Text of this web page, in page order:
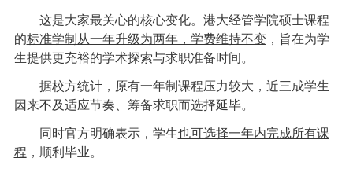
这是大家最关心的核心变化。港大经管学院硕士课程
的标准学制从一年升级为两年，学费维持不变，旨在为学
生提供更充裕的学术探索与求职准备时间。
据校方统计，原有一年制课程压力较大，近三成学生
因来不及适应节奏、筹备求职而选择延毕。
同时官方明确表示，学生也可选择一年内完成所有课
程 ，顺利毕业。